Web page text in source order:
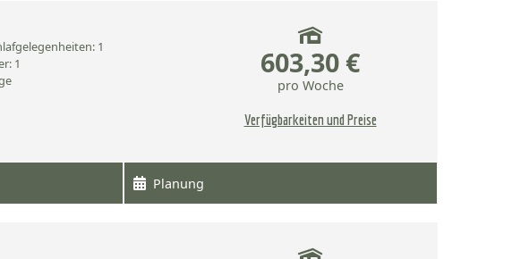
1
1
603,30 €
pro Woche
Verfügbarkeiten und Preise
Planung